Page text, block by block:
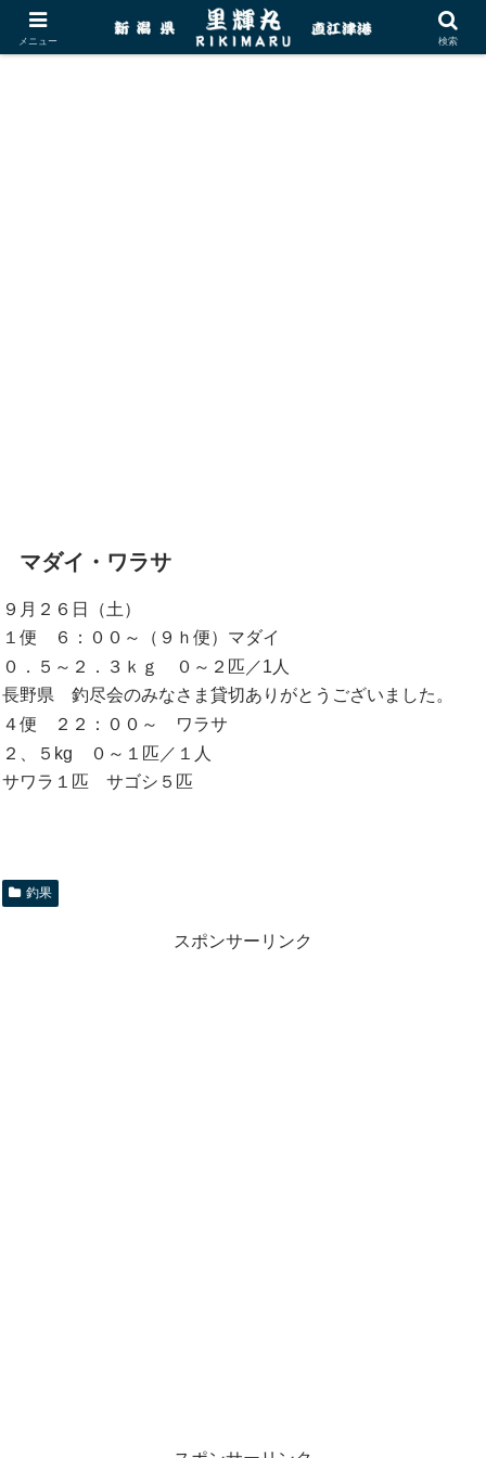
マダイ・ワラサ
９月２６日（土）
１便 ６：００～（９ｈ便）マダイ
０．５～２．３ｋｇ ０～２匹／1人
長野県 釣尽会のみなさま貸切ありがとうございました。
４便 ２２：００～ ワラサ
２、５kg ０～１匹／１人
サワラ１匹 サゴシ５匹
釣果
スポンサーリンク
メニュー 検索